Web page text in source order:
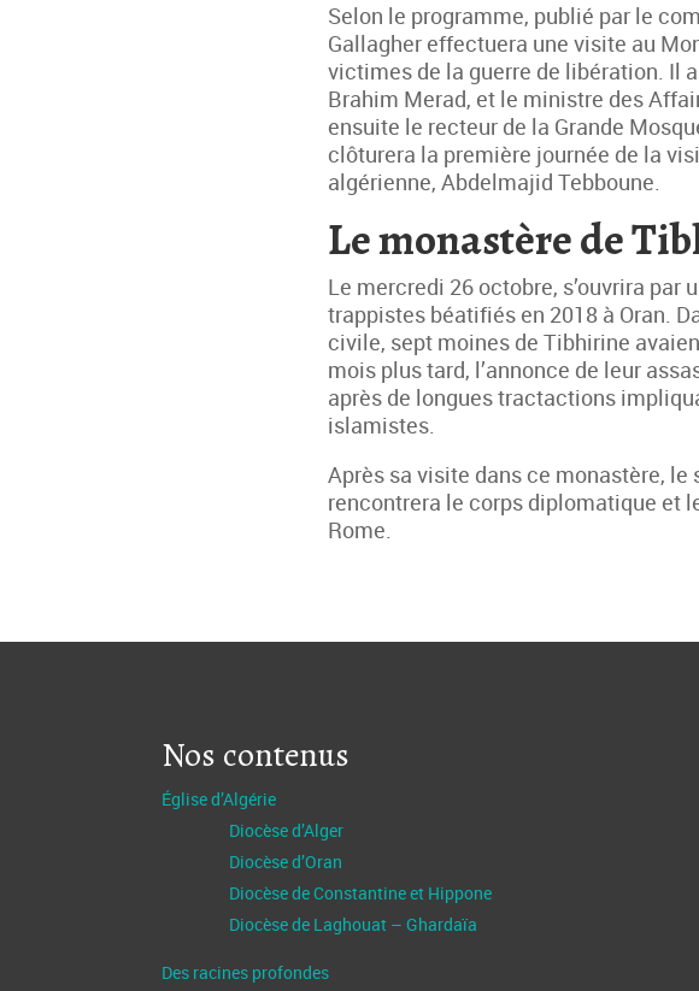
Selon le programme, publié par le
Gallagher effectuera une visite au
victimes de la guerre de libération. Il
Brahim Merad, et le ministre des
ensuite le recteur de la Grande
clôturera la première journée de la
algérienne, Abdelmajid Tebboune.
Le monastère de
Le mercredi 26 octobre, s’ouvrira
trappistes béatifiés en 2018 à Oran.
civile, sept moines de Tibhirine
mois plus tard, l’annonce de leur
après de longues tractactions
islamistes.
Après sa visite dans ce monastère,
rencontrera le corps diplomatique et
Rome.
Nos contenus
Église d’Algérie
Diocèse d’Alger
Diocèse d’Oran
Diocèse de Constantine et Hippone
Diocèse de Laghouat – Ghardaïa
Des racines profondes